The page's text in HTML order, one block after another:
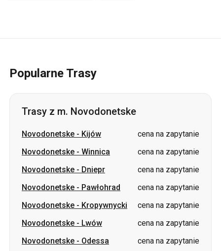
Popularne Trasy
Trasy z m. Novodonetske
Novodonetske - Kijów
cena na zapytanie
Novodonetske - Winnica
cena na zapytanie
Novodonetske - Dniepr
cena na zapytanie
Novodonetske - Pawłohrad
cena na zapytanie
Novodonetske - Kropywnycki
cena na zapytanie
Novodonetske - Lwów
cena na zapytanie
Novodonetske - Odessa
cena na zapytanie